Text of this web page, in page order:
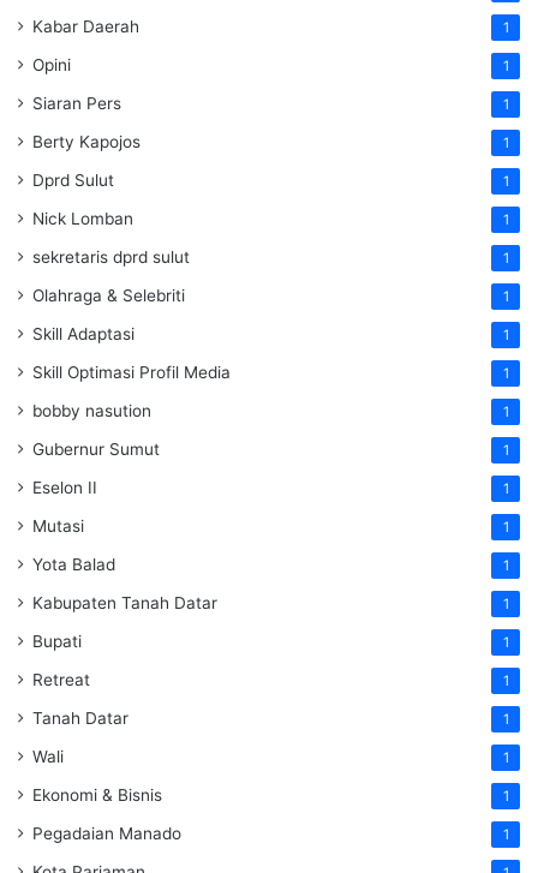
Kabar Daerah 1
Opini 1
Siaran Pers 1
Berty Kapojos 1
Dprd Sulut 1
Nick Lomban 1
sekretaris dprd sulut 1
Olahraga & Selebriti 1
Skill Adaptasi 1
Skill Optimasi Profil Media 1
bobby nasution 1
Gubernur Sumut 1
Eselon II 1
Mutasi 1
Yota Balad 1
Kabupaten Tanah Datar 1
Bupati 1
Retreat 1
Tanah Datar 1
Wali 1
Ekonomi & Bisnis 1
Pegadaian Manado 1